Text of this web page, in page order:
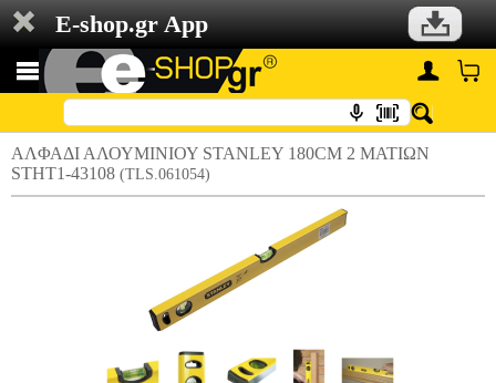
E-shop.gr App
ΑΛΦΑΔΙ ΑΛΟΥΜΙΝΙΟΥ STANLEY 180CM 2 ΜΑΤΙΩΝ
STHT1-43108 (TLS.061054)